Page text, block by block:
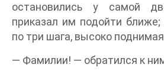
остановились у самой
приказал им подойти
по три шага, высоко поднимая
— Фамилии! — обратился к